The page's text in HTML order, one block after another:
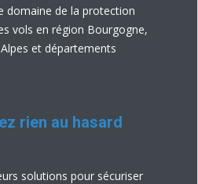
domaine de la protection
vols en région Bourgogne,
et départements
rien au hasard
solutions pour sécuriser